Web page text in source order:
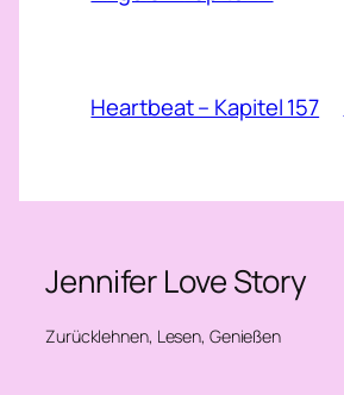
Heartbeat – Kapitel 157
Jennifer Love Story
Zurücklehnen, Lesen, Genießen